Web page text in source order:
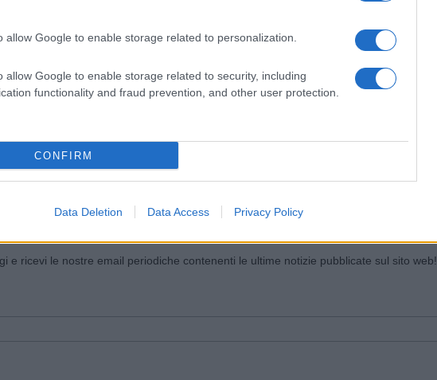
allow Google to enable storage related to personalization.
allow Google to enable storage related to security, including
functionality and fraud prevention, and other user protection.
CONFIRM
Data Deletion Data Access Privacy Policy
e ricevi le nostre email periodiche contenenti le ultime notizie pubblicate sul sito web!